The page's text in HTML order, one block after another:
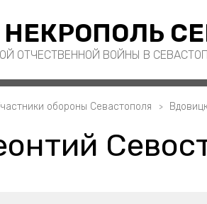
ОТЧЕСТВЕННОЙ ВОЙНЫ В
обороны Севастополя